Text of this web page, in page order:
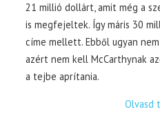
21 millió dollárt, amit még a
is megfejeltek. Így máris 30
címe mellett. Ebből ugyan
azért nem kell McCarthynak
a tejbe aprítania.
Olvasd